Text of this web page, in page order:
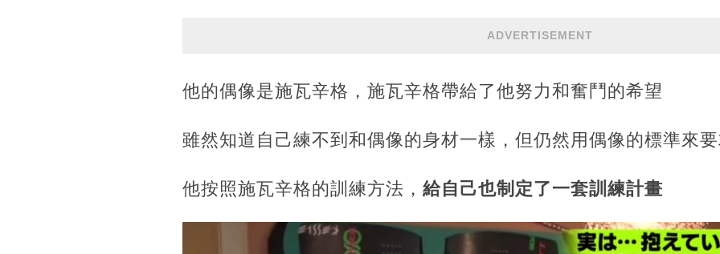
ADVERTISEMENT
他的偶像是施瓦辛格，施瓦辛格帶給了他努力和奮鬥的希望
雖然知道自己練不到和偶像的身材一樣，但仍然用偶像的標準來
他按照施瓦辛格的訓練方法， 給自己也制定了一套訓練計畫